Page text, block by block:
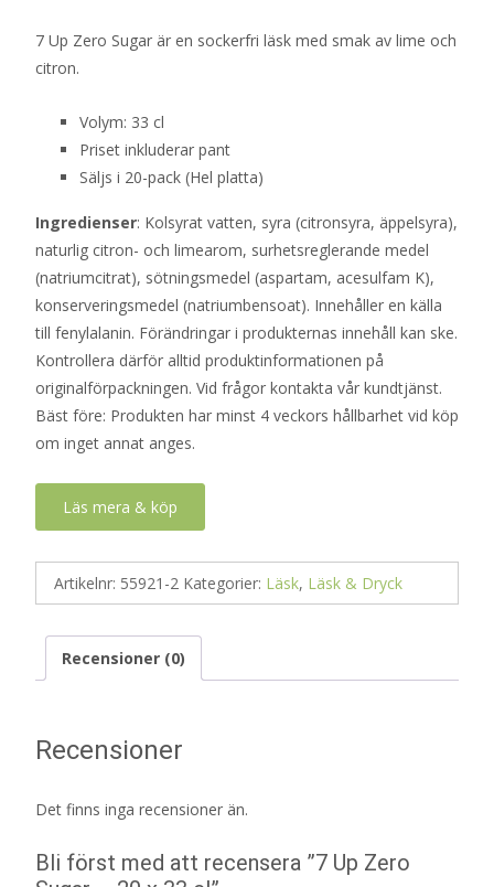
7 Up Zero Sugar är en sockerfri läsk med smak av lime och
citron.
Volym: 33 cl
Priset inkluderar pant
Säljs i 20-pack (Hel platta)
Ingredienser: Kolsyrat vatten, syra (citronsyra, äppelsyra),
naturlig citron- och limearom, surhetsreglerande medel
(natriumcitrat), sötningsmedel (aspartam, acesulfam K),
konserveringsmedel (natriumbensoat). Innehåller en källa
till fenylalanin. Förändringar i produkternas innehåll kan ske.
Kontrollera därför alltid produktinformationen på
originalförpackningen. Vid frågor kontakta vår kundtjänst.
Bäst före: Produkten har minst 4 veckors hållbarhet vid köp
om inget annat anges.
Läs mera & köp
Artikelnr: 55921-2 Kategorier: Läsk, Läsk & Dryck
Recensioner (0)
Recensioner
Det finns inga recensioner än.
Bli först med att recensera ”7 Up Zero